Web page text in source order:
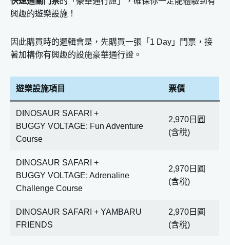
興趣的遊樂設施！
因此購買時的邏輯會是，先購買一張「1 Day」門票，接
著加構你有興趣的設施豪華通行證。
遊樂設施項目 票價
DINOSAUR SAFARI +
BUGGY VOLTAGE: Fun Adventure
Course
2,970日圓
(含稅)
DINOSAUR SAFARI +
BUGGY VOLTAGE: Adrenaline
Challenge Course
2,970日圓
(含稅)
DINOSAUR SAFARI + YAMBARU
FRIENDS
2,970日圓
(含稅)